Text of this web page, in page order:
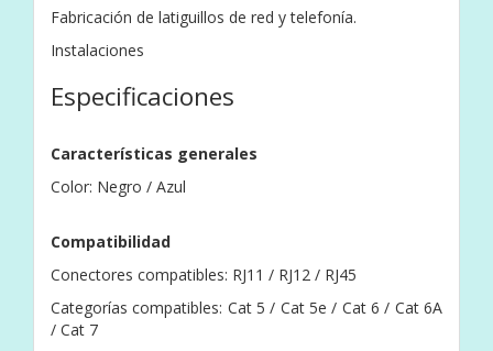
Fabricación de latiguillos de red y telefonía.
Instalaciones
Especificaciones
Características generales
Color: Negro / Azul
Compatibilidad
Conectores compatibles: RJ11 / RJ12 / RJ45
Categorías compatibles: Cat 5 / Cat 5e / Cat 6 / Cat 6A
/ Cat 7